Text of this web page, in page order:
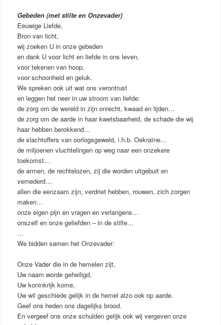
Gebeden (met stilte en Onzevader)
Eeuwige Liefde,
Bron van licht,
wij zoeken U in onze gebeden
en dank U voor licht en liefde in ons leven,
voor tekenen van hoop,
voor schoonheid en geluk.
We spreken ook uit wat ons verontrust
en leggen het neer in uw stroom van liefde:
de zorg om de wereld in zijn onrecht, kwaad en lijden…
de zorg om de aarde in haar kwetsbaarheid, de schade die wij
haar hebben berokkend…
de slachtoffers van oorlogsgeweld, i.h.b. Oekraïne…
de miljoenen vluchtelingen op weg naar een onzekere
toekomst…
de armen, de rechtelozen, zij die worden uitgebuit en
vernederd…
allen die eenzaam zijn, verdriet hebben, rouwen, zich zorgen
maken…
onze eigen pijn en vragen en verlangens…
onszelf en onze geliefden – in de stilte…
…
We bidden samen het Onzevader:
Onze Vader die in de hemelen zijt,
Uw naam worde geheiligd,
Uw koninkrijk kome,
Uw wil geschiede gelijk in de hemel alzo ook op aarde.
Geef ons heden ons dagelijks brood.
En vergeef ons onze schulden gelijk ook wij vergeven onze